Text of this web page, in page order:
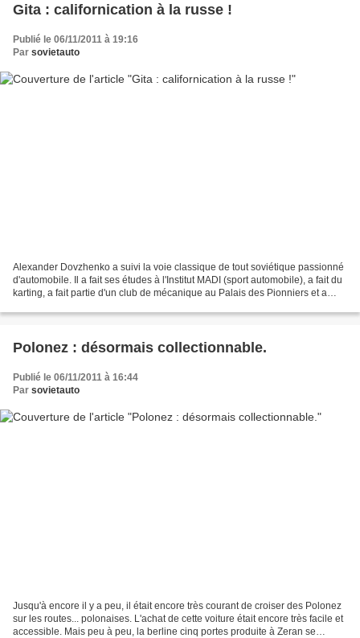
Gita : californication à la russe !
Publié le 06/11/2011 à 19:16
Par sovietauto
Alexander Dovzhenko a suivi la voie classique de tout soviétique passionné
d'automobile. Il a fait ses études à l'Institut MADI (sport automobile), a fait du
karting, a fait partie d'un club de mécanique au Palais des Pionniers et a
Polonez : désormais collectionnable.
Publié le 06/11/2011 à 16:44
Par sovietauto
Jusqu'à encore il y a peu, il était encore très courant de croiser des Polonez
sur les routes... polonaises. L'achat de cette voiture était encore très facile et
accessible. Mais peu à peu, la berline cinq portes produite à Zeran se